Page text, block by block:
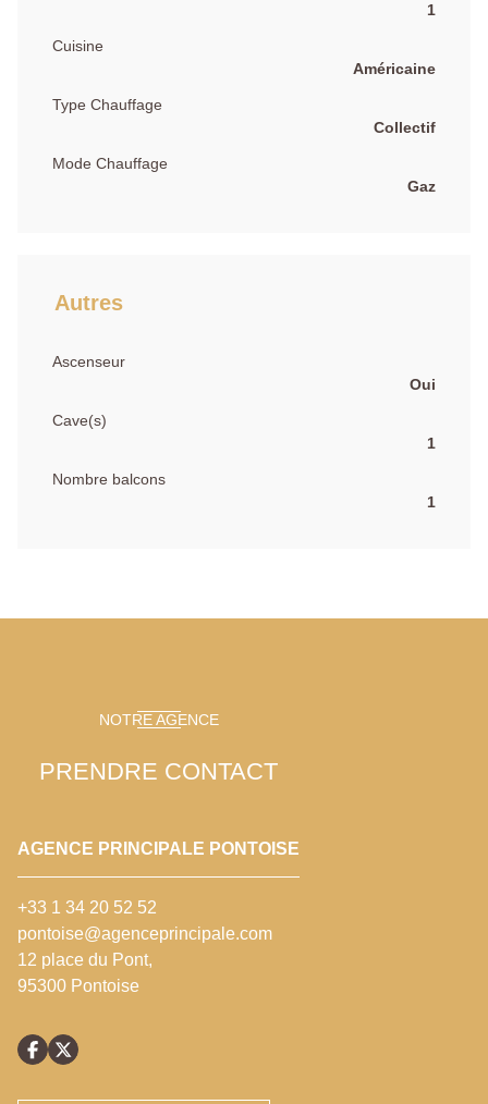
1
Cuisine
Américaine
Type Chauffage
Collectif
Mode Chauffage
Gaz
Autres
Ascenseur
Oui
Cave(s)
1
Nombre balcons
1
NOTRE AGENCE
PRENDRE CONTACT
AGENCE PRINCIPALE PONTOISE
+33 1 34 20 52 52
pontoise@agenceprincipale.com
12 place du Pont,
95300 Pontoise